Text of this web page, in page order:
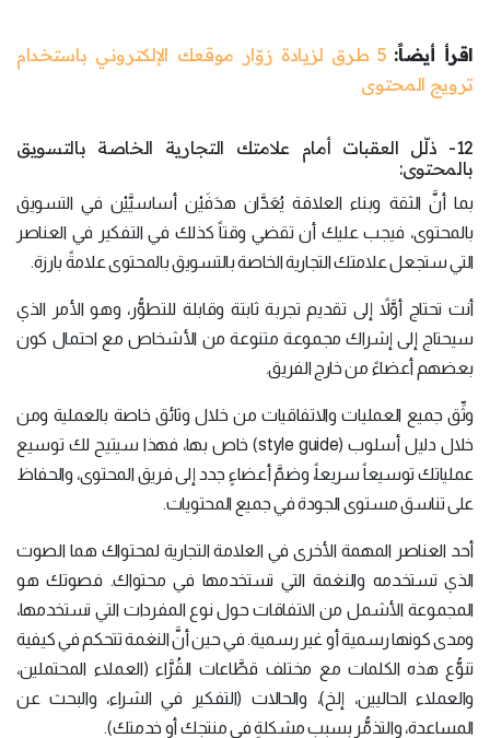
اقرأ أيضاً:
5 طرق لزيادة زوّار موقعك الإلكتروني باستخدام
ترويج المحتوى
12- ذلّل العقبات أمام علامتك التجارية الخاصة بالتسويق
بالمحتوى:
بما أنَّ الثقة وبناء العلاقة يُعَدَّان هدَفَيْن أساسيَّيْن في التسويق
بالمحتوى، فيجب عليك أن تقضي وقتاً كذلك في التفكير في العناصر
التي ستجعل علامتك التجارية الخاصة بالتسويق بالمحتوى علامةً بارزة.
أنت تحتاج أوَّلاً إلى تقديم تجربة ثابتة وقابلة للتطوُّر، وهو الأمر الذي
سيحتاج إلى إشراك مجموعة متنوعة من الأشخاص مع احتمال كون
بعضهم أعضاءً من خارج الفريق.
وثِّق جميع العمليات والاتفاقيات من خلال وثائق خاصة بالعملية ومن
خلال دليل أسلوب (style guide) خاص بها، فهذا سيتيح لك توسيع
عملياتك توسيعاً سريعاً، وضمَّ أعضاءٍ جدد إلى فريق المحتوى، والحفاظ
على تناسق مستوى الجودة في جميع المحتويات.
أحد العناصر المهمة الأخرى في العلامة التجارية لمحتواك هما الصوت
الذي تستخدمه والنغمة التي تستخدمها في محتواك. فصوتك هو
المجموعة الأشمل من الاتفاقات حول نوع المفردات التي تستخدمها،
ومدى كونها رسمية أو غير رسمية. في حين أنَّ النغمة تتحكم في كيفية
تنوُّع هذه الكلمات مع مختلف قطَّاعات القُرَّاء (العملاء المحتملين،
والعملاء الحاليين، إلخ)، والحالات (التفكير في الشراء، والبحث عن
المساعدة، والتذمُّر بسبب مشكلةٍ في منتجك أو خدمتك).